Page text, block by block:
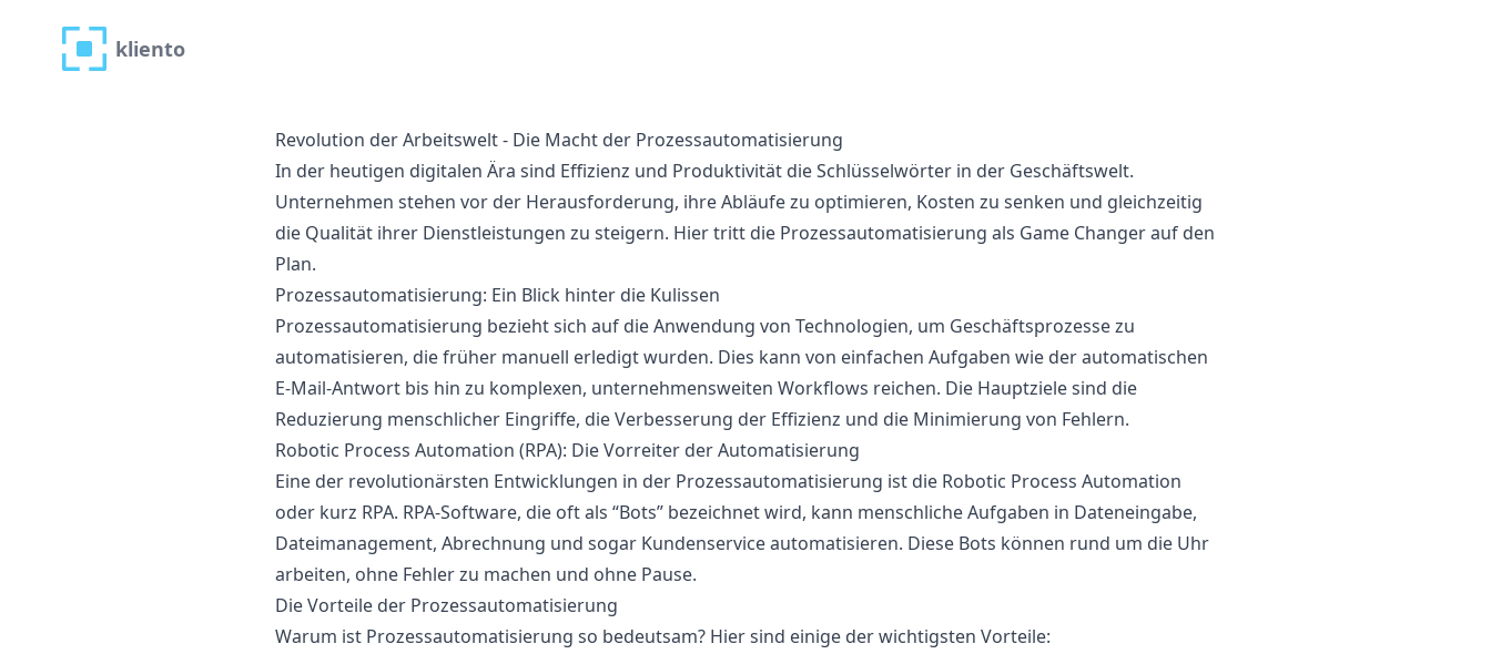
klientokliento
Revolution der Arbeitswelt - Die Macht der Prozessautomatisierung
In der heutigen digitalen Ära sind Effizienz und Produktivität die Schlüsselwörter in der Geschäftswelt.
Unternehmen stehen vor der Herausforderung, ihre Abläufe zu optimieren, Kosten zu senken und gleichzeitig
die Qualität ihrer Dienstleistungen zu steigern. Hier tritt die Prozessautomatisierung als Game Changer auf den
Plan.
Prozessautomatisierung: Ein Blick hinter die Kulissen
Prozessautomatisierung bezieht sich auf die Anwendung von Technologien, um Geschäftsprozesse zu
automatisieren, die früher manuell erledigt wurden. Dies kann von einfachen Aufgaben wie der automatischen
E-Mail-Antwort bis hin zu komplexen, unternehmensweiten Workflows reichen. Die Hauptziele sind die
Reduzierung menschlicher Eingriffe, die Verbesserung der Effizienz und die Minimierung von Fehlern.
Robotic Process Automation (RPA): Die Vorreiter der Automatisierung
Eine der revolutionärsten Entwicklungen in der Prozessautomatisierung ist die Robotic Process Automation
oder kurz RPA. RPA-Software, die oft als “Bots” bezeichnet wird, kann menschliche Aufgaben in Dateneingabe,
Dateimanagement, Abrechnung und sogar Kundenservice automatisieren. Diese Bots können rund um die Uhr
arbeiten, ohne Fehler zu machen und ohne Pause.
Die Vorteile der Prozessautomatisierung
Warum ist Prozessautomatisierung so bedeutsam? Hier sind einige der wichtigsten Vorteile: